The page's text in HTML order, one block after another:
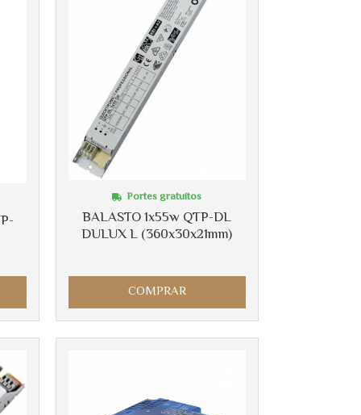
BALASTO 1x55w QTP-DL
DULUX L (360x30x21mm)
Portes gratuitos
COMPRAR